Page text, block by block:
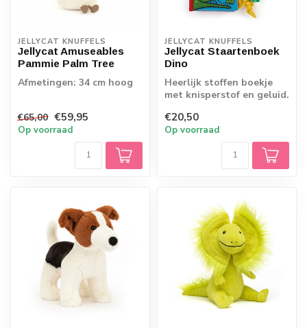
JELLYCAT KNUFFELS
Jellycat Amuseables
Pammie Palm Tree
Afmetingen: 34 cm hoog
€65,00 €59,95
Op voorraad
JELLYCAT KNUFFELS
Jellycat Staartenboek
Dino
Heerlijk stoffen boekje
met knisperstof en geluid.
de...
€20,50
Op voorraad